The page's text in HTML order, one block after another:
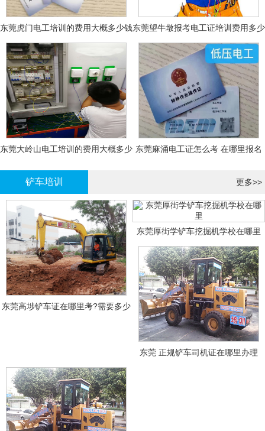
东莞虎门电工培训的费用大概多少钱东莞望牛墩报考电工证培训费用多少
钱
东莞大岭山电工培训的费用大概多少 东莞麻涌电工证怎么考 在哪里报名
铲车培训 更多>>
东莞高埗铲车证在哪里考?需要多少
东莞厚街学铲车挖掘机学校在哪里
东莞 正规铲车司机证在哪里办理